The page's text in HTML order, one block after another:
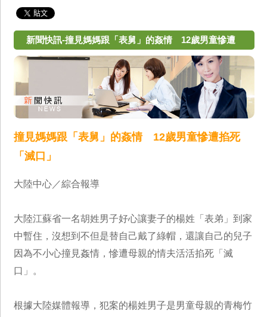
新聞快訊-撞見媽媽跟「表舅」的姦情 12歲男童慘遭
掐死「滅口」
撞見媽媽跟「表舅」的姦情 12歲男童慘遭掐死
「滅口」
大陸中心／綜合報導
大陸江蘇省一名胡姓男子好心讓妻子的楊姓「表弟」到家
中暫住，沒想到不但是替自己戴了綠帽，還讓自己的兒子
因為不小心撞見姦情，慘遭母親的情夫活活掐死「滅
口」。
根據大陸媒體報導，犯案的楊姓男子是男童母親的青梅竹